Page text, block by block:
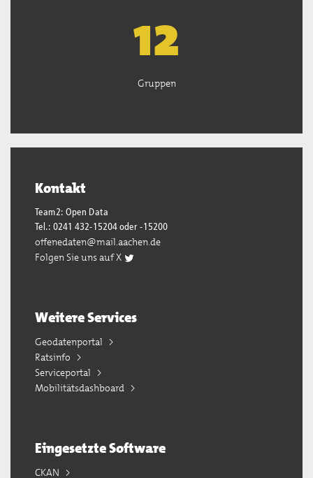
12
Gruppen
Kontakt
Team2: Open Data
Tel.: 0241 432-15204 oder -15200
offenedaten@mail.aachen.de
Folgen Sie uns auf X
Weitere Services
Geodatenportal
Ratsinfo
Serviceportal
Mobilitätsdashboard
Eingesetzte Software
CKAN